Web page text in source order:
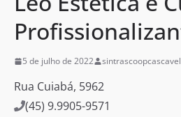
5 de julho de 2022 sintrascoopcascavel
Rua Cuiabá, 5962
(45) 9.9905-9571